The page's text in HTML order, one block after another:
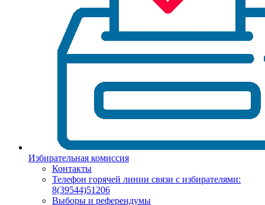
Избирательная комиссия
Контакты
Телефон горячей линии связи с избирателями:
8(39544)51206
Выборы и референдумы